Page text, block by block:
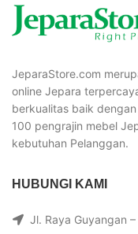
JeparaStore.com
online Jepara
berkualitas baik
100 pengrajin mebel
kebutuhan Pelanggan.
HUBUNGI KAMI
Jl. Raya Guyangan